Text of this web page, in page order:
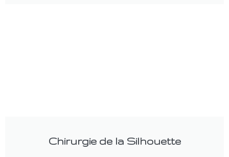
Chirurgie de la Silhouette